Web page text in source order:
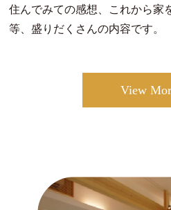
住んでみての感想、これから家
等、盛りだくさんの内容です。
View